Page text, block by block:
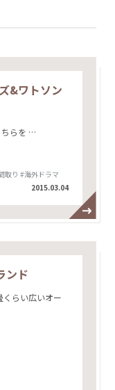
&ワトソン
ちらを …
取り #海外ドラマ
2015.03.04
ンド
くらい広いオー